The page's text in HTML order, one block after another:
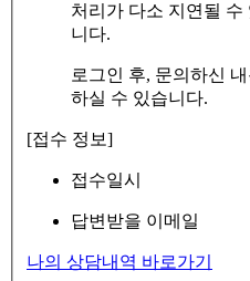
처리가 다소 지연될 수
니다.
로그인 후, 문의하신
하실 수 있습니다.
[접수 정보]
접수일시
답변받을 이메일
나의 상담내역 바로가기